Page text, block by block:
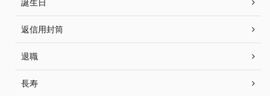
誕生日
返信用封筒
退職
長寿